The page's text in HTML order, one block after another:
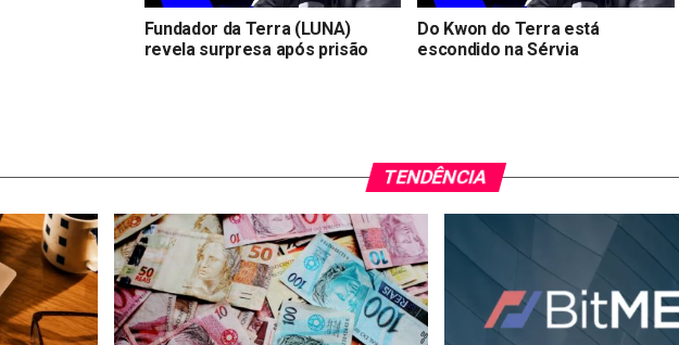
Fundador da Terra (LUNA)
revela surpresa após prisão
Do Kwon do Terra está
escondido na Sérvia
TENDÊNCIA